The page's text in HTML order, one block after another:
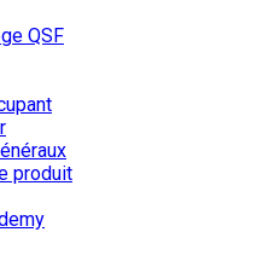
QSF
produit